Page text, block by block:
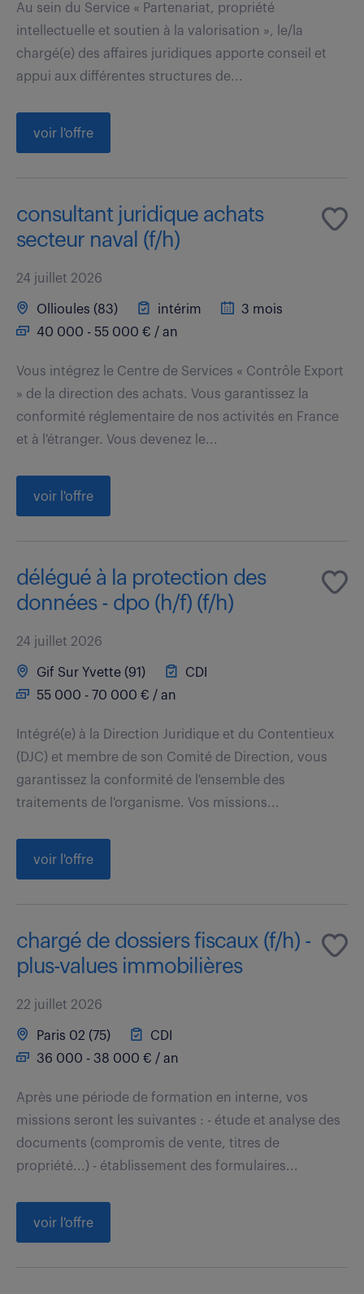
Au sein du Service « Partenariat, propriété
intellectuelle et soutien à la valorisation », le/la
chargé(e) des affaires juridiques apporte conseil et
appui aux différentes structures de...
voir l'offre
consultant juridique achats
secteur naval (f/h)
24 juillet 2026
Ollioules (83) intérim
3 mois
40 000 - 55 000 € / an
Vous intégrez le Centre de Services « Contrôle Export
» de la direction des achats. Vous garantissez la
conformité réglementaire de nos activités en France
et à l'étranger. Vous devenez le...
voir l'offre
délégué à la protection des
données - dpo (h/f) (f/h)
24 juillet 2026
Gif Sur Yvette (91)
CDI
55 000 - 70 000 € / an
Intégré(e) à la Direction Juridique et du Contentieux
(DJC) et membre de son Comité de Direction, vous
garantissez la conformité de l'ensemble des
traitements de l'organisme. Vos missions...
voir l'offre
chargé de dossiers fiscaux (f/h) -
plus-values immobilières
22 juillet 2026
Paris 02 (75)
CDI
36 000 - 38 000 € / an
Après une période de formation en interne, vos
missions seront les suivantes : - étude et analyse des
documents (compromis de vente, titres de
propriété...) - établissement des formulaires...
voir l'offre